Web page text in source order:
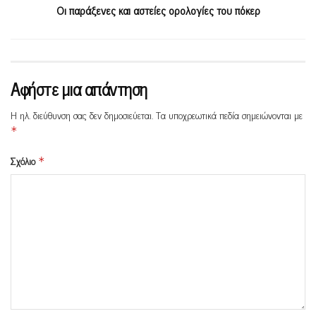
Οι παράξενες και αστείες ορολογίες του πόκερ
Αφήστε μια απάντηση
Η ηλ. διεύθυνση σας δεν δημοσιεύεται.Τα υποχρεωτικά πεδία σημειώνονται με
*
Σχόλιο *